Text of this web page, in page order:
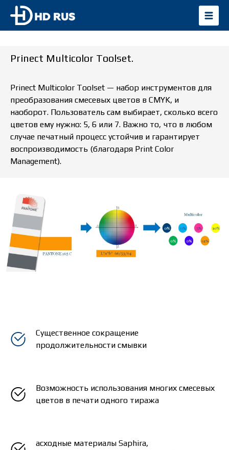
Prinect Multicolor Toolset.
Prinect Multicolor Toolset — набор инструментов для
преобразования смесевых цветов в CMYK, и
наоборот. Пользователь сам выбирает, сколько всего
цветов ему нужно: 5, 6 или 7. Важно то, что в любом
случае печатный процесс устойчив и гарантирует
воспроизводимость (благодаря Print Color
Management).
Существенное сокращение
продолжительности смывки
Возможность использования многих смесевых
цветов в печати одного тиража
асходные материалы Saphira,